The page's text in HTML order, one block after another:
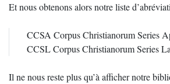
Et nous obtenons alors notre liste
CCSA Corpus Christianorum Series
CCSLCorpus Christianorum Series
Il ne nous reste plus qu’à afficher notre